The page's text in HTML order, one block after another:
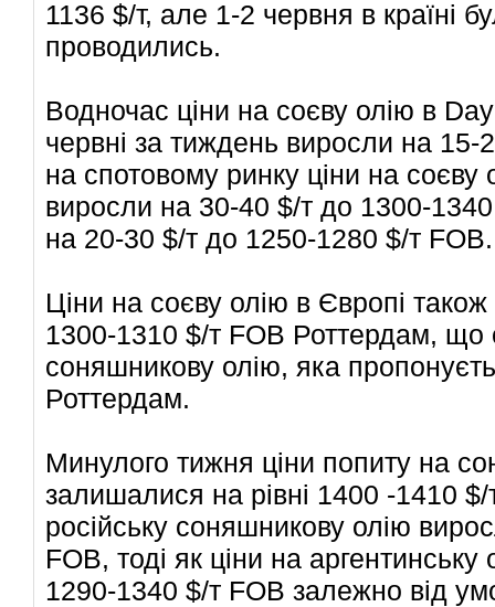
1136 $/т, але 1-2 червня в країні
проводились.
Водночас ціни на соєву олію в
червні за тиждень виросли на 15-
на спотовому ринку ціни на соєву
виросли на 30-40 $/т до 1300-
на 20-30 $/т до 1250-1280 $/т FOB.
Ціни на соєву олію в Європі
1300-1310 $/т FOB Роттердам, що
соняшникову олію, яка
Роттердам.
Минулого тижня ціни попиту на
залишалися на рівні 1400 -1410
російську соняшникову олію
FOB, тоді як ціни на
1290-1340 $/т FOB залежно від